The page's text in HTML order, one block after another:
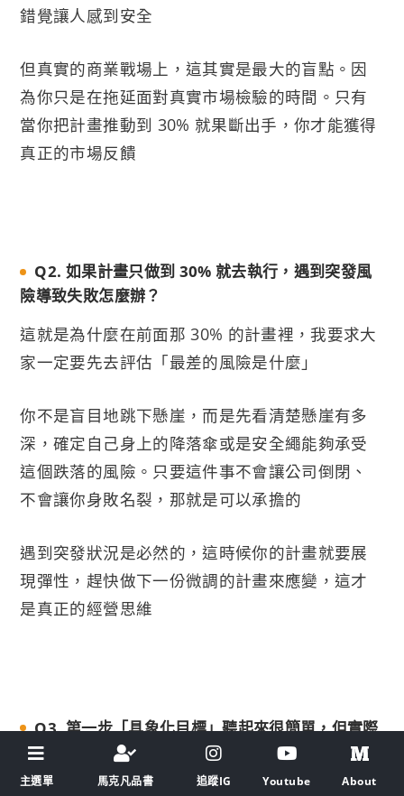
錯覺讓人感到安全
但真實的商業戰場上，這其實是最大的盲點。因
為你只是在拖延面對真實市場檢驗的時間。只有
當你把計畫推動到 30% 就果斷出手，你才能獲得
真正的市場反饋
Q2. 如果計畫只做到 30% 就去執行，遇到突發風
險導致失敗怎麼辦？
這就是為什麼在前面那 30% 的計畫裡，我要求大
家一定要先去評估「最差的風險是什麼」
你不是盲目地跳下懸崖，而是先看清楚懸崖有多
深，確定自己身上的降落傘或是安全繩能夠承受
這個跌落的風險。只要這件事不會讓公司倒閉、
不會讓你身敗名裂，那就是可以承擔的
遇到突發狀況是必然的，這時候你的計畫就要展
現彈性，趕快做下一份微調的計畫來應變，這才
是真正的經營思維
Q3. 第一步「具象化目標」聽起來很簡單，但實際
寫的時候很容易寫得很空泛，有什麼訣竅嗎？
訣竅就在於「去除形容詞，增加動詞與名詞」
主選單 馬克凡品書 追蹤IG Youtube About